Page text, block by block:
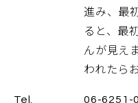
進み、最
ると、最
んが見え
われたら
Tel. 06-6251-